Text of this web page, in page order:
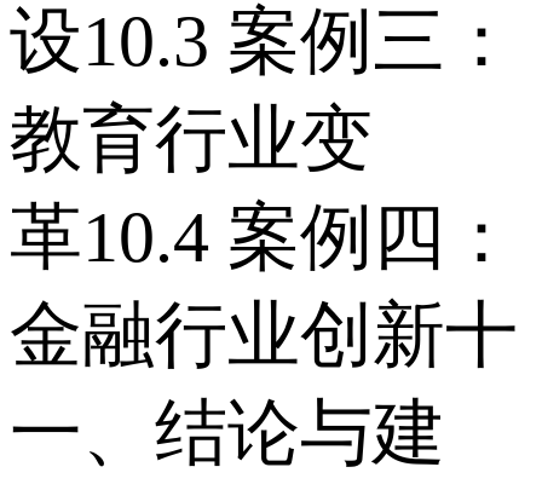
设 10.3 案例三：
教育行业变
革 10.4 案例四：
金融行业创新 十
一、结论与建